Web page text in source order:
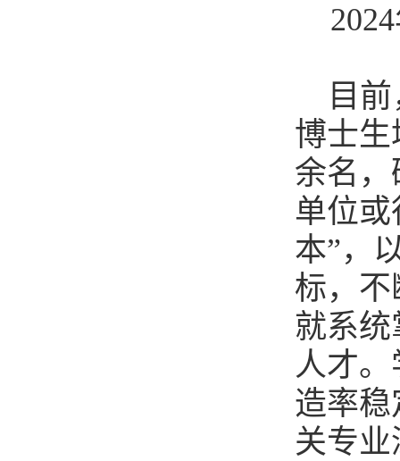
目
博士生
余名，
单位
本”，
标，
就系
人才
造率稳
关专